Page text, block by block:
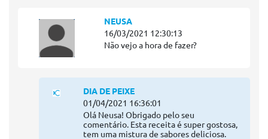
NEUSA
16/03/2021 12:30:13
Não vejo a hora de fazer?
DIA DE PEIXE
01/04/2021 16:36:01
Olá Neusa! Obrigado pelo seu
comentário. Esta receita é super gostosa,
tem uma mistura de sabores deliciosa.